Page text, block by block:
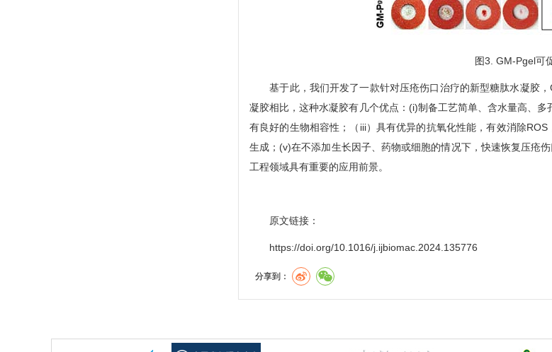
图3. GM-Pgel可
基于此，我们开发了一款针对压疮伤口治疗的新型糖肽水凝胶，
凝胶相比，这种水凝胶有几个优点：(i)制备工艺简单、含水量高、
有良好的生物相容性；（iii）具有优异的抗氧化性能，有效消除
生成；(v)在不添加生长因子、药物或细胞的情况下，快速恢复压疮
工程领域具有重要的应用前景。
原文链接：
https://doi.org/10.1016/j.ijbiomac.2024.135776
分享到：